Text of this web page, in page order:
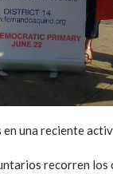
una reciente
recorren